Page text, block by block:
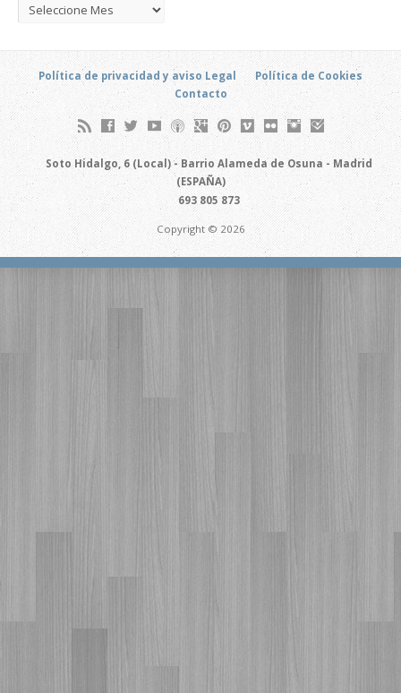
Política de privacidad y aviso Legal
Política de Cookies
Contacto
Soto Hidalgo, 6 (Local) - Barrio Alameda de Osuna - Madrid
(ESPAÑA)
693 805 873
Copyright © 2026